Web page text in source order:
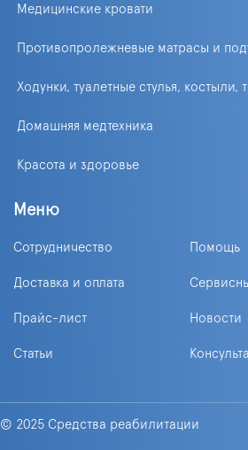
Медицинские кровати
Противопролежневые матрасы и
Ходунки, туалетные стулья, костыли,
Домашняя медтехника
Красота и здоровье
Меню
Сотрудничество Помощь
Доставка и оплата
Прайс-лист Новости
Статьи
© 2025 Средства реабилитации